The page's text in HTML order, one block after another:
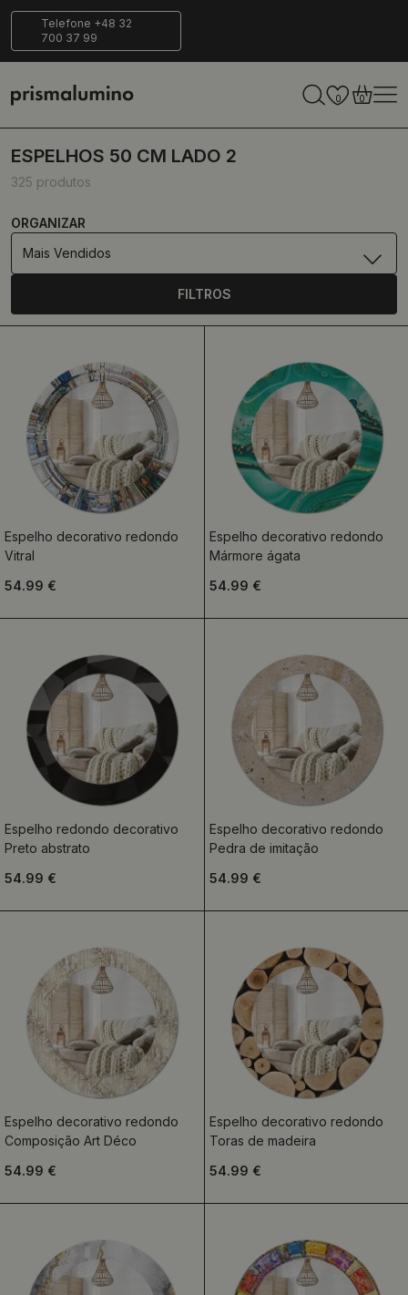
Telefone +48 32
700 37 99
Entrega
segura
Ecológico
0 0
ESPELHOS 50 CM LADO 2
325 produtos
ORGANIZAR
Mais Vendidos
FILTROS
Espelho decorativo redondo
Vitral
54.99 €
Espelho decorativo redondo
Mármore ágata
54.99 €
Espelho redondo decorativo
Preto abstrato
54.99 €
Espelho decorativo redondo
Pedra de imitação
54.99 €
Espelho decorativo redondo
Composição Art Déco
54.99 €
Espelho decorativo redondo
Toras de madeira
54.99 €